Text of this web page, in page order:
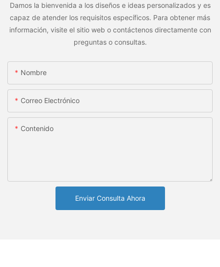
Damos la bienvenida a los diseños e ideas personalizados y es
capaz de atender los requisitos específicos. Para obtener más
información, visite el sitio web o contáctenos directamente con
preguntas o consultas.
Nombre
Correo Electrónico
Contenido
Enviar Consulta Ahora